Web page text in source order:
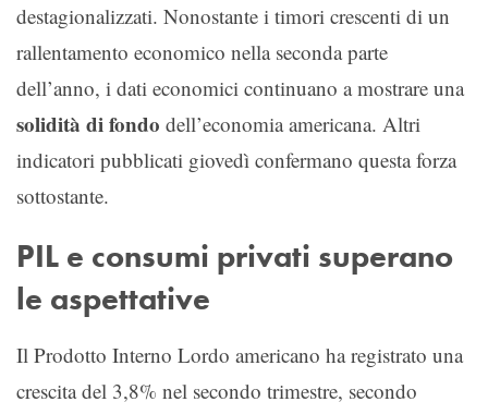
destagionalizzati. Nonostante i timori crescenti di un
rallentamento economico nella seconda parte
dell’anno, i dati economici continuano a mostrare una
solidità di fondo dell’economia americana. Altri
indicatori pubblicati giovedì confermano questa forza
sottostante.
PIL e consumi privati superano
le aspettative
Il Prodotto Interno Lordo americano ha registrato una
crescita del 3,8% nel secondo trimestre, secondo